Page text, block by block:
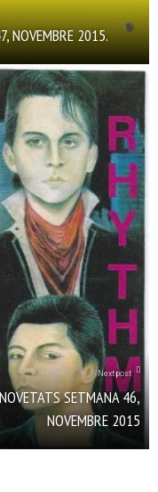
NOVEMBRE 2015.
Next post
SETMANA 46,
NOVEMBRE 2015